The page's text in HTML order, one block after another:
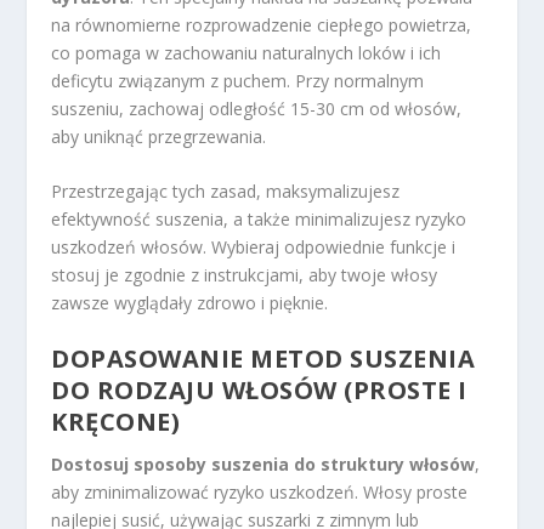
na równomierne rozprowadzenie ciepłego powietrza,
co pomaga w zachowaniu naturalnych loków i ich
deficytu związanym z puchem. Przy normalnym
suszeniu, zachowaj odległość 15-30 cm od włosów,
aby uniknąć przegrzewania.
Przestrzegając tych zasad, maksymalizujesz
efektywność suszenia, a także minimalizujesz ryzyko
uszkodzeń włosów. Wybieraj odpowiednie funkcje i
stosuj je zgodnie z instrukcjami, aby twoje włosy
zawsze wyglądały zdrowo i pięknie.
DOPASOWANIE METOD SUSZENIA
DO RODZAJU WŁOSÓW (PROSTE I
KRĘCONE)
Dostosuj sposoby suszenia do struktury włosów,
aby zminimalizować ryzyko uszkodzeń. Włosy proste
najlepiej susić, używając suszarki z zimnym lub